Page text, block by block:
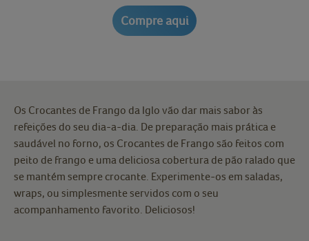
Compre aqui
Os Crocantes de Frango da Iglo vão dar mais sabor às
refeições do seu dia-a-dia. De preparação mais prática e
saudável no forno, os Crocantes de Frango são feitos com
peito de frango e uma deliciosa cobertura de pão ralado que
se mantém sempre crocante. Experimente-os em saladas,
wraps, ou simplesmente servidos com o seu
acompanhamento favorito. Deliciosos!